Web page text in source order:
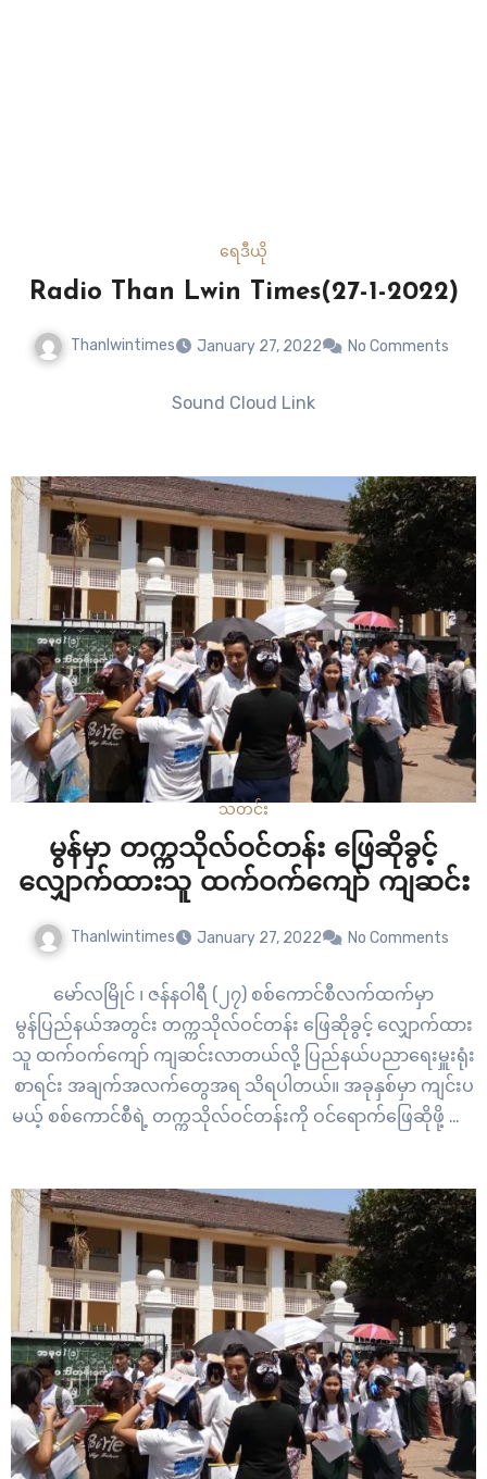
ရေဒီယို
Radio Than Lwin Times(27-1-2022)
Thanlwintimes January 27, 2022 No Comments
Sound Cloud Link
သတင်း
မွန်မှာ တက္ကသိုလ်ဝင်တန်း ဖြေဆိုခွင့်
လျှောက်ထားသူ ထက်ဝက်ကျော် ကျဆင်း
Thanlwintimes January 27, 2022 No Comments
မော်လမြိုင် ၊ ဇန်နဝါရီ (၂၇) စစ်ကောင်စီလက်ထက်မှာ
မွန်ပြည်နယ်အတွင်း တက္ကသိုလ်ဝင်တန်း ဖြေဆိုခွင့် လျှောက်ထား
သူ ထက်ဝက်ကျော် ကျဆင်းလာတယ်လို့ ပြည်နယ်ပညာရေးမှူးရုံး
စာရင်း အချက်အလက်တွေအရ သိရပါတယ်။ အခုနှစ်မှာ ကျင်းပ
မယ့် စစ်ကောင်စီရဲ့ တက္ကသိုလ်ဝင်တန်းကို ဝင်ရောက်ဖြေဆိုဖို့ လာ
၉၀၀၀…